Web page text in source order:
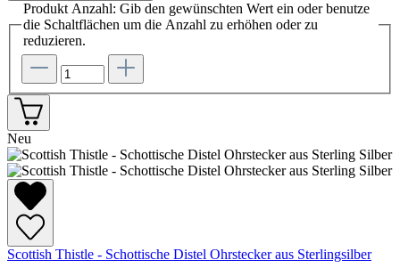
Produkt Anzahl: Gib den gewünschten Wert ein oder benutze
die Schaltflächen um die Anzahl zu erhöhen oder zu
reduzieren.
Neu
Scottish Thistle - Schottische Distel Ohrstecker aus Sterlingsilber